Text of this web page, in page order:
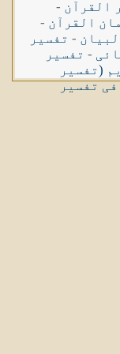
القرآن -
القرآن -
- تفسیر
- تفسیر
(تفسیر
تفسیر